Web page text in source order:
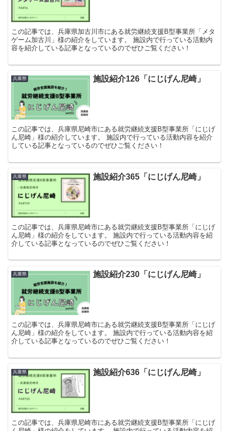
この記事では、兵庫県加古川市にある就労継続支援B型事業所「メタ
ゲーム加古川」様の紹介をしています。 施設内で行っている活動内
容を紹介している記事となっているのでぜひご覧ください！
兵庫県 施設紹介126「にじげん尼崎」
この記事では、兵庫県尼崎市にある就労継続支援B型事業所「にじげ
ん尼崎」様の紹介しています。 施設内で行っている活動内容を紹介
している記事となっているのでぜひご覧ください！
兵庫県 施設紹介365「にじげん尼崎」
この記事では、兵庫県尼崎市にある就労継続支援B型事業所「にじげ
ん尼崎」様の紹介をしています。 施設内で行っている活動内容を紹
介している記事となっているのでぜひご覧ください！
兵庫県 施設紹介230「にじげん尼崎」
この記事では、兵庫県尼崎市にある就労継続支援B型事業所「にじげ
ん尼崎」様の紹介をしています。 施設内で行っている活動内容を紹
介している記事となっているのでぜひご覧ください！
兵庫県 施設紹介636「にじげん尼崎」
この記事では、兵庫県尼崎市にある就労継続支援B型事業所「にじげ